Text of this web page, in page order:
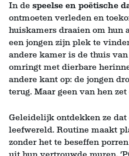
In de speelse en poëtische
ontmoeten verleden en
huiskamers draaien om hun
een jongen zijn plek te
andere kamer is de thuis
omringt met dierbare
andere kant op: de jongen
terug. Maar geen van hen zet
Geleidelijk ontdekken ze dat
leefwereld. Routine maakt
zonder het te beseffen